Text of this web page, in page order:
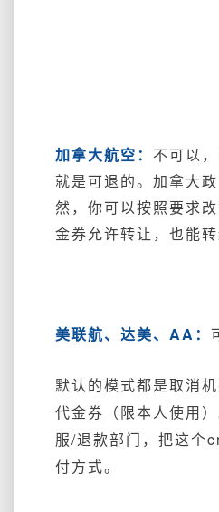
加拿大航空： 不可以
就是可退的。加拿大
然，你可以按照要求
金券允许转让，也能转
美联航、达美、AA：
默认的模式都是取消
代金券（限本人使用
服/退款部门，把这个
付方式。